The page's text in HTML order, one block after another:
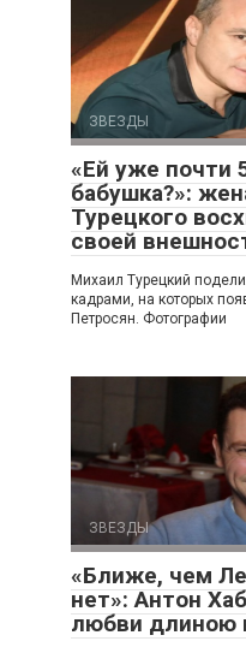
ЗВЕЗДЫ
«Ей уже почти
бабушка?»:
Турецкого
своей
Михаил Турецкий
кадрами, на которых
Петросян. Фотографии
ЗВЕЗДЫ
«Ближе, чем
нет»: Антон
любви длиною